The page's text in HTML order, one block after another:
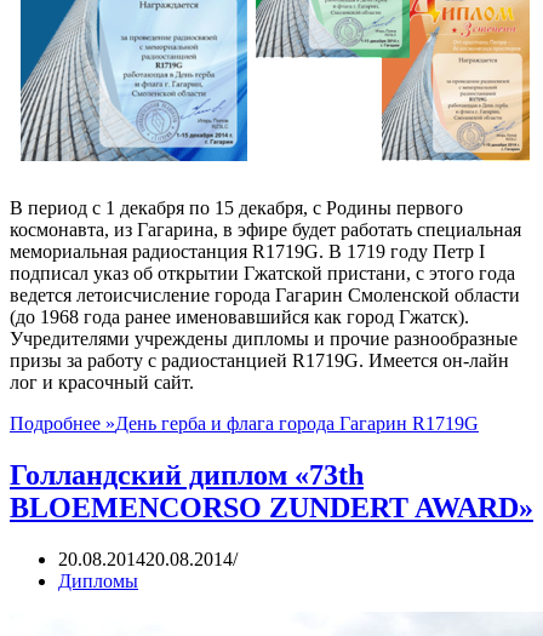
В период с 1 декабря по 15 декабря, с Родины первого
космонавта, из Гагарина, в эфире будет работать специальная
мемориальная радиостанция R1719G. В 1719 году Петр I
подписал указ об открытии Гжатской пристани, с этого года
ведется летоисчисление города Гагарин Смоленской области
(до 1968 года ранее именовавшийся как город Гжатск).
Учредителями учреждены дипломы и прочие разнообразные
призы за работу с радиостанцией R1719G. Имеется он-лайн
лог и красочный сайт.
Подробнее »День герба и флага города Гагарин R1719G
Голландский диплом «73th
BLOEMENCORSO ZUNDERT AWARD»
20.08.201420.08.2014
Дипломы